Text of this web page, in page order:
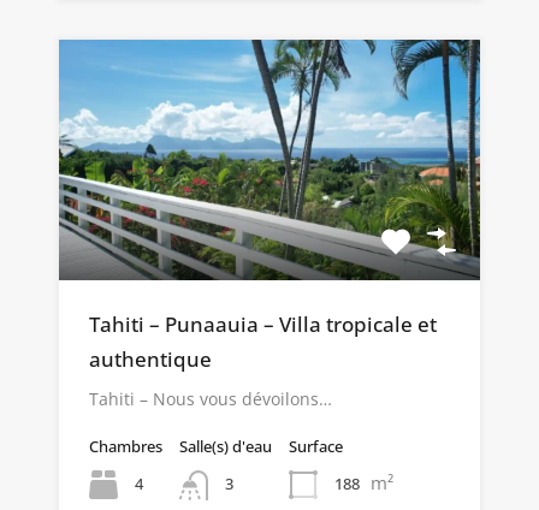
Tahiti – Punaauia – Villa tropicale et
authentique
Tahiti – Nous vous dévoilons…
Chambres
4
Salle(s) d'eau
3
Surface
188 m²